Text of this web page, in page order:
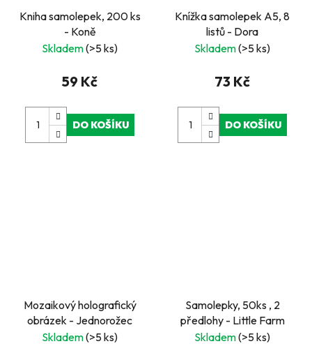
Kniha samolepek, 200 ks
- Koně
Skladem(>5 ks)
59 Kč
DO KOŠÍKU
Knížka samolepek A5, 8
listů - Dora
Skladem(>5 ks)
73 Kč
DO KOŠÍKU
Mozaikový holografický
obrázek - Jednorožec
Skladem(>5 ks)
Samolepky, 50ks , 2
předlohy - Little Farm
Skladem(>5 ks)